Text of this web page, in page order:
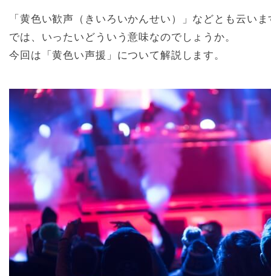
「黄色い歓声（きいろいかんせい）」などとも云い
では、いったいどういう意味なのでしょうか。
今回は「黄色い声援」について解説します。